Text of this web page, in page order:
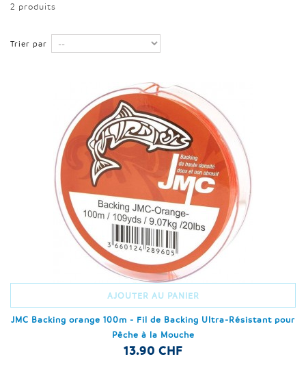
2 produits
Trier par
AJOUTER AU PANIER
JMC Backing orange 100m - Fil de Backing Ultra-Résistant pour
Pêche à la Mouche
13.90 CHF